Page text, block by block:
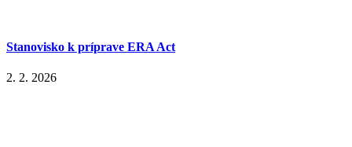
Stanovisko k príprave ERA Act
2. 2. 2026